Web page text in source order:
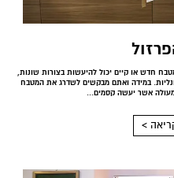
חדש או קיים יכול להיעשות בצורות שונות,
במידה ואתם מבקשים לשדרג את המטבח
אשר יעשה קסמים...
>